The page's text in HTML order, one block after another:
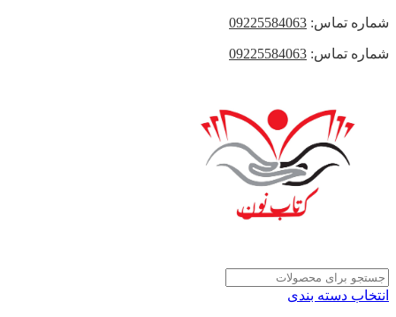
شماره تماس: 09225584063
شماره تماس: 09225584063
انتخاب دسته بندی